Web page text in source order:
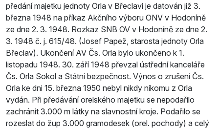
předání majetku jednoty Orla v Břeclavi je datován již 3.
března 1948 na příkaz Akčního výboru ONV v Hodoníně
ze dne 2. 3. 1948. Rozkaz SNB OV v Hodoníně ze dne 2.
3. 1948 č. j. 615/48. (Josef Papež, starosta jednoty Orla
Břeclav). Ukončení AV Čs. Orla bylo ukončeno k 1.
listopadu 1948. 30. září 1948 převzal ústřední kanceláře
Čs. Orla Sokol a Státní bezpečnost. Výnos o zrušení Čs.
Orla ke dni 15. března 1950 nebyl nikdy nikomu z Orla
vydán. Při předávání orelského majetku se nepodařilo
zachránit 3.000 m látky na slavnostní kroje. Podařilo se
rozeslat do žup 3.000 gramodesek (orel. pochody) a celý